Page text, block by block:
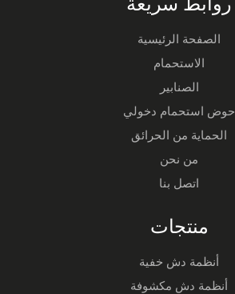
الصفحة الرئيسية
الاستحمام
الصنابير
حوض استحمام دخولي
الحماية من الحرائق
من نحن
اتصل بنا
منتجات
أنظمة دش خفية
أنظمة دش مكشوفة